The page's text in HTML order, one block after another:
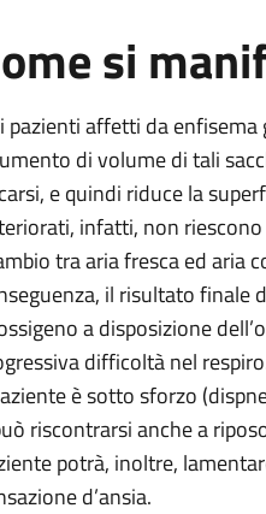
si
pazienti affetti da
di volume di tali
e quindi riduce la
infatti, non
tra aria fresca ed aria
il risultato finale
a disposizione
difficoltà nel
è sotto sforzo
riscontrarsi anche a
potrà, inoltre,
d’ansia.